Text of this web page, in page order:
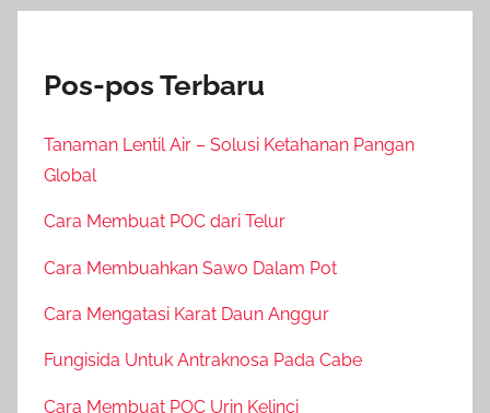
Pos-pos Terbaru
Tanaman Lentil Air – Solusi Ketahanan Pangan
Global
Cara Membuat POC dari Telur
Cara Membuahkan Sawo Dalam Pot
Cara Mengatasi Karat Daun Anggur
Fungisida Untuk Antraknosa Pada Cabe
Cara Membuat POC Urin Kelinci